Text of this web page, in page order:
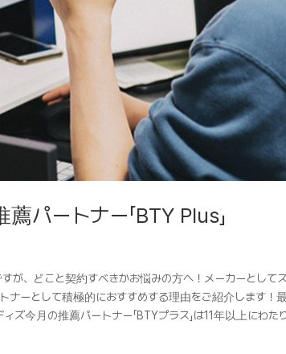
パートナー「BTY Plus」
が、どこと契約すべきかお悩みの方へ！メーカーとして
ナーとして積極的におすすめする理由をご紹介します！
今月の推薦パートナー「BTYプラス」は11年以上にわた